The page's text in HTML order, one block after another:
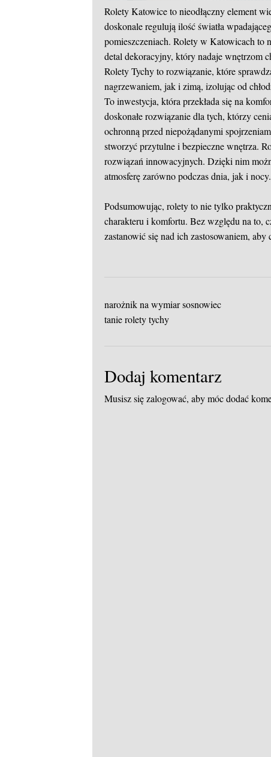
Rolety Katowice to nieodłączny element
doskonale regulują ilość światła
pomieszczeniach. Rolety w Katowicach to
detal dekoracyjny, który nadaje wnętrzom
Rolety Tychy to rozwiązanie, które
nagrzewaniem, jak i zimą, izolując od
To inwestycja, która przekłada się na
doskonałe rozwiązanie dla tych, którzy
ochronną przed niepożądanymi
stworzyć przytulne i bezpieczne wnętrza.
rozwiązań innowacyjnych. Dzięki nim
atmosferę zarówno podczas dnia, jak i
Podsumowując, rolety to nie tylko
charakteru i komfortu. Bez względu na to,
zastanowić się nad ich zastosowaniem,
narożnik na wymiar sosnowiec
tanie rolety tychy
Dodaj komentarz
Musisz sięzalogować, aby móc dodać